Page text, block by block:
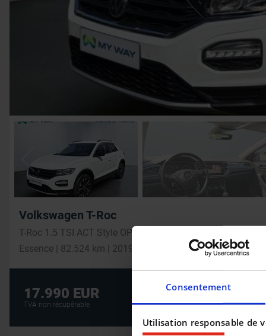
Consentement
Utilisation responsable de
Volkswagen T-Roc
T-Roc 1.5 TSI ACT Style OPF
Essence | 82.524 km | 2019
17.990 EUR
TVA non récupérable
Crédit auto au
CRÉDIT AUTO